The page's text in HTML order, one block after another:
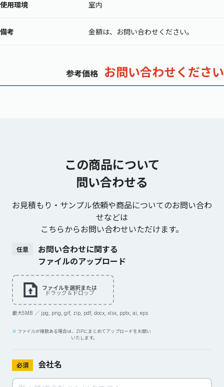
使用環境 室内
備考 金額は、お問い合わせください。
参考価格 お問い合わせください
この商品について
問い合わせる
お見積もり・サンプル依頼や商品についてのお問い合わ
せなどは
こちらからお問い合わせいただけます。
任意
お問い合わせに関する
ファイルのアップロード
ファイルを選択または
ドラッグ＆ドロップ
最大5MB ／ jpg, png, gif, zip, pdf, docx, xlsx, pptx, ai, eps
ファイルが複数ある場合は、ZIPにまとめてアップロードをお願い
いたします。
必須 会社名